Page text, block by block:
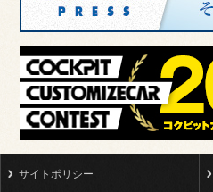
サイトポリシー